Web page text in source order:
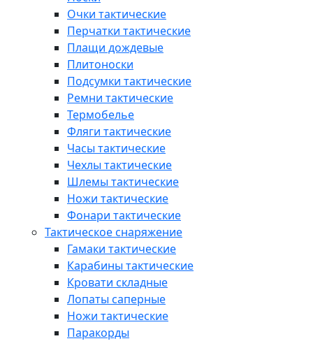
Очки тактические
Перчатки тактические
Плащи дождевые
Плитоноски
Подсумки тактические
Ремни тактические
Термобелье
Фляги тактические
Часы тактические
Чехлы тактические
Шлемы тактические
Ножи тактические
Фонари тактические
Тактическое снаряжение
Гамаки тактические
Карабины тактические
Кровати складные
Лопаты саперные
Ножи тактические
Паракорды